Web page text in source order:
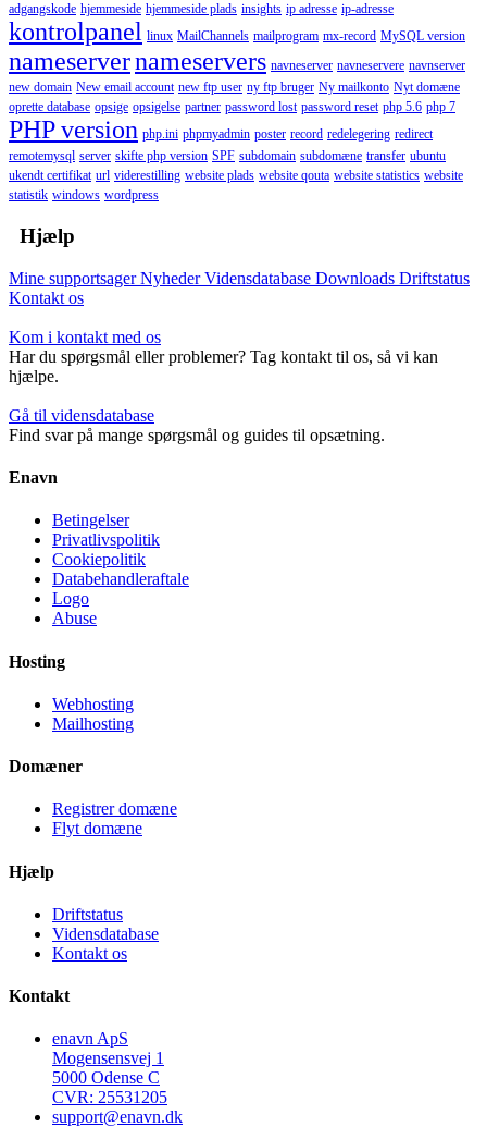
adgangskode hjemmeside hjemmeside plads insights ip adresse ip-adresse
kontrolpanel linux MailChannels mailprogram mx-record MySQL version
nameservernameservers navneserver navneservere navnserver
new domain New email account new ftp user ny ftp bruger Ny mailkonto Nyt domæne
oprette database opsige opsigelse partner password lost password reset php 5.6 php 7
PHP version php.ini phpmyadmin poster record redelegering redirect
remotemysql server skifte php version SPF subdomain subdomæne transfer ubuntu
ukendt certifikat url viderestilling website plads website qouta website statistics website
statistik windows wordpress
Hjælp
Mine supportsagerNyhederVidensdatabase Downloads Driftstatus
Kontakt os
Kom i kontakt med os
Har du spørgsmål eller problemer? Tag kontakt til os, så vi kan
hjælpe.
Gå til vidensdatabase
Find svar på mange spørgsmål og guides til opsætning.
Enavn
Betingelser
Privatlivspolitik
Cookiepolitik
Databehandleraftale
Logo
Abuse
Hosting
Webhosting
Mailhosting
Domæner
Registrer domæne
Flyt domæne
Hjælp
Driftstatus
Vidensdatabase
Kontakt os
Kontakt
enavn ApS
Mogensensvej 1
5000 Odense C
CVR: 25531205
support@enavn.dk